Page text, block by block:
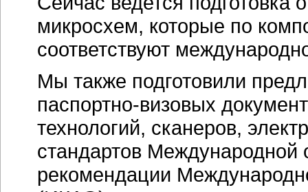
микросхем, которые по
соответствуют
Мы также подготовили
паспортно-визовых
технологий, сканеров,
стандартов Международной
рекомендации